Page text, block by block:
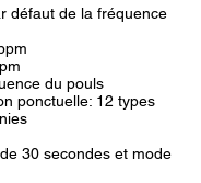
défaut de la fréquence
du pouls
ponctuelle: 12 types
30 secondes et mode